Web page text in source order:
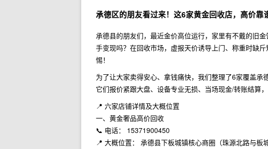
承德区的朋友看过来！这6家黄金回收店，高价靠
承德县的朋友们，最近金价高位运行，家里有不戴的旧
手变现吗？在回收市场，虚报天价诱导上门、称重时缺
惕！
为了让大家卖得安心、拿钱痛快，我们整理了6家覆盖承
它们报价紧跟大盘、设备专业无损、当场现金/转账结算
📍 六家店铺详情及大概位置
一、黄金奢品高价回收
📞 电话： 15371900450
📍 大概位置： 承德县下板城镇核心商圈（珠源北路与